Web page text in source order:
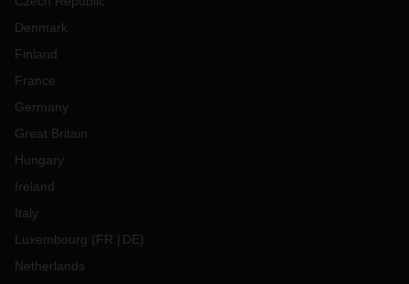
Denmark
Finland
France
Germany
Great Britain
Hungary
Ireland
Italy
Luxembourg (FR DE)
Netherlands